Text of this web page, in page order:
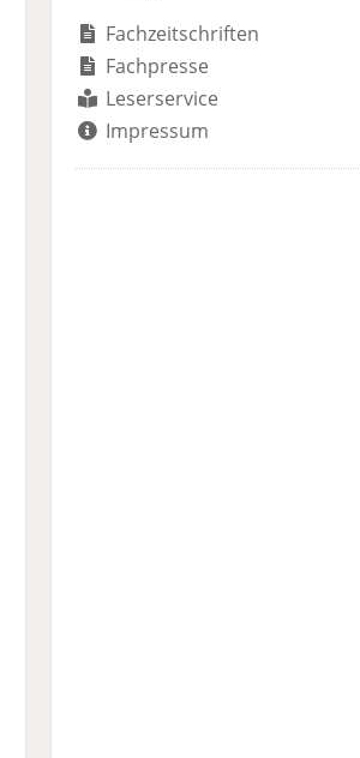
Fachzeitschriften
Fachpresse
Leserservice
Impressum